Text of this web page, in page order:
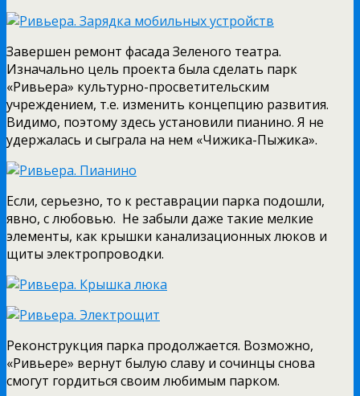
Завершен ремонт фасада Зеленого театра.
Изначально цель проекта была сделать парк
«Ривьера» культурно-просветительским
учреждением, т.е. изменить концепцию развития.
Видимо, поэтому здесь установили пианино. Я не
удержалась и сыграла на нем «Чижика-Пыжика».
Если, серьезно, то к реставрации парка подошли,
явно, с любовью. Не забыли даже такие мелкие
элементы, как крышки канализационных люков и
щиты электропроводки.
Реконструкция парка продолжается. Возможно,
«Ривьере» вернут былую славу и сочинцы снова
смогут гордиться своим любимым парком.